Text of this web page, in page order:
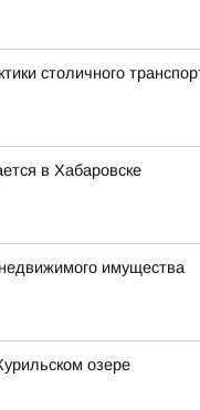
столичного
в Хабаровске
имущества
озере